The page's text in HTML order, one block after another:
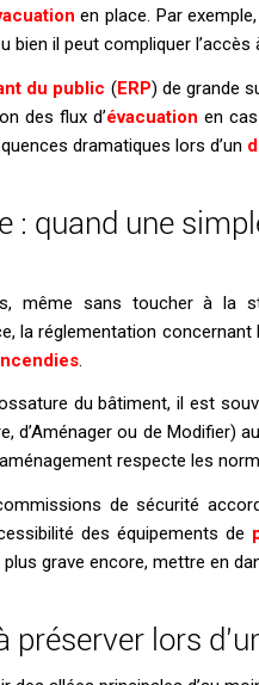
en place. Par
bien il peut compliquer l’accès
du public (ERP) de grande
des flux d’évacuation en
dramatiques lors d’un
: quand une
même sans toucher à la
la réglementation concernant
du bâtiment, il est
d’Aménager ou de Modifier)
respecte les
de sécurité
des équipements de
grave encore, mettre en
préserver lors